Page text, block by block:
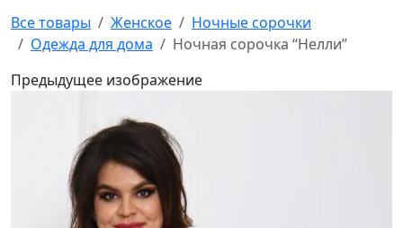
Все товары Женское
Ночные сорочки
Одежда для дома
Ночная сорочка “Нелли”
Предыдущее изображение